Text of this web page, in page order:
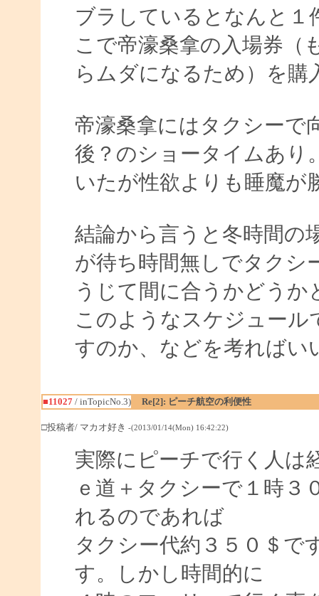
ブラしているとなんと１
こで帝濠桑拿の入場券（
らムダになるため）を購
帝濠桑拿にはタクシーで
後？のショータイムあり
いたが性欲よりも睡魔が
結論から言うと冬時間の
が待ち時間無しでタクシ
うじて間に合うかどうか
このようなスケジュール
すのか、などを考ればい
■11027/ inTopicNo.3) Re[2]: ピーチ航空の利便性
□投稿者/ マカオ好き -(2013/01/14(Mon) 16:42:22)
実際にピーチで行く人は
ｅ道＋タクシーで１時３
れるのであれば
タクシー代約３５０＄で
す。しかし時間的に